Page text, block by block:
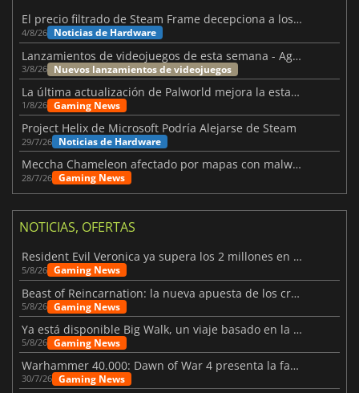
El precio filtrado de Steam Frame decepciona a los usuarios
4/8/26 Noticias de Hardware
Lanzamientos de videojuegos de esta semana - Agosto de 2026 (semana 32)
3/8/26 Nuevos lanzamientos de videojuegos
La última actualización de Palworld mejora la estabilidad
1/8/26 Gaming News
Project Helix de Microsoft Podría Alejarse de Steam
29/7/26 Noticias de Hardware
Meccha Chameleon afectado por mapas con malware y Discord
28/7/26 Gaming News
NOTICIAS, OFERTAS
Resident Evil Veronica ya supera los 2 millones en listas de deseados
5/8/26 Gaming News
Beast of Reincarnation: la nueva apuesta de los creadores de Pokémon
5/8/26 Gaming News
Ya está disponible Big Walk, un viaje basado en la amistad
5/8/26 Gaming News
Warhammer 40.000: Dawn of War 4 presenta la facción de los Necrones
30/7/26 Gaming News